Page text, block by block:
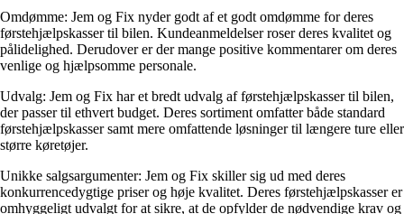
Omdømme: Jem og Fix nyder godt af et godt omdømme for deres
førstehjælpskasser til bilen. Kundeanmeldelser roser deres kvalitet og
pålidelighed. Derudover er der mange positive kommentarer om deres
venlige og hjælpsomme personale.
Udvalg: Jem og Fix har et bredt udvalg af førstehjælpskasser til bilen,
der passer til ethvert budget. Deres sortiment omfatter både standard
førstehjælpskasser samt mere omfattende løsninger til længere ture eller
større køretøjer.
Unikke salgsargumenter: Jem og Fix skiller sig ud med deres
konkurrencedygtige priser og høje kvalitet. Deres førstehjælpskasser er
omhyggeligt udvalgt for at sikre, at de opfylder de nødvendige krav og